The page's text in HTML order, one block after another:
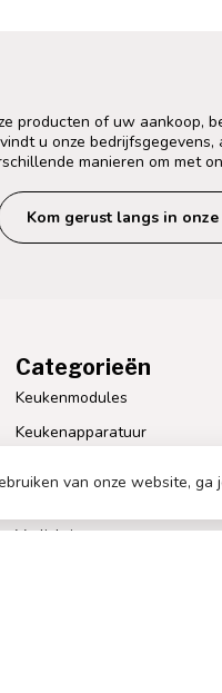
producten of uw aankoop,
u onze
manieren om met
Kom gerust langs in
Categorieën
Keukenmodules
Keukenapparatuur
Verlichting
van onze website,